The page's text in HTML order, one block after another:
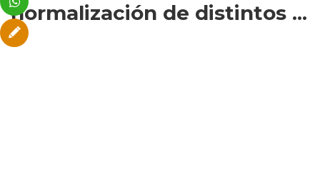
normalización de distintos ...